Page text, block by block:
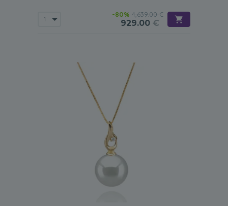
-80% 4,639.00 €
929.00 €